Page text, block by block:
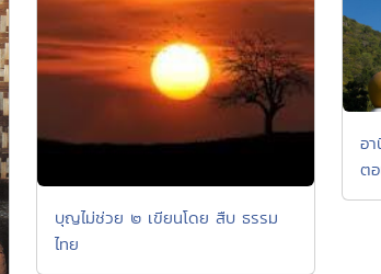
บุญไม่ช่วย ๒ เขียนโดย สืบ ธรรม
ไทย
อ
ต